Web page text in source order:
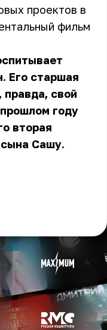
проектов в
фильм
Его старшая
правда, свой
году
вторая
сына Сашу.